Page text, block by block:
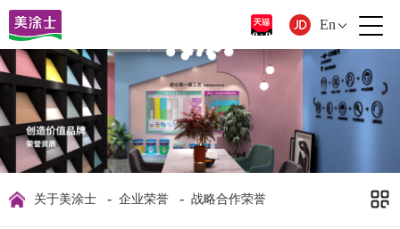
En
关于美涂士 - 企业荣誉 - 战略合作荣誉